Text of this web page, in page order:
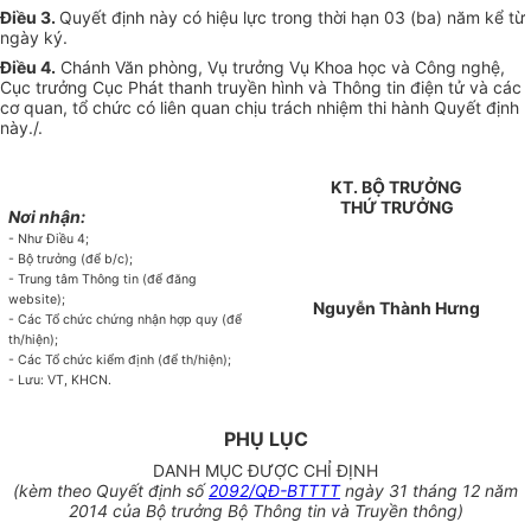
Điều 3. Quyết định này có hiệu lực trong thời hạn 03 (ba) năm kể từ
ngày ký.
Điều 4. Chánh Văn phòng, Vụ trưởng Vụ Khoa học và Công nghệ,
Cục trưởng Cục Phát thanh truyền hình và Thông tin điện tử và các
cơ quan, tổ chức có liên quan chịu trách nhiệm thi hành Quyết định
này./.
Nơi nhận:
- Như Điều 4;
- Bộ trưởng (để b/c);
- Trung tâm Thông tin (để đăng
website);
- Các Tổ chức chứng nhận hợp quy (để
th/hiện);
- Các Tổ chức kiểm định (để th/hiện);
- Lưu: VT, KHCN.
KT. BỘ TRƯỞNG
THỨ TRƯỞNG
Nguyễn Thành Hưng
PHỤ LỤC
DANH MỤC ĐƯỢC CHỈ ĐỊNH
(kèm theo Quyết định số2092/QĐ-BTTTTngày 31 tháng 12 năm
2014 của Bộ trưởng Bộ Thông tin và Truyền thông)